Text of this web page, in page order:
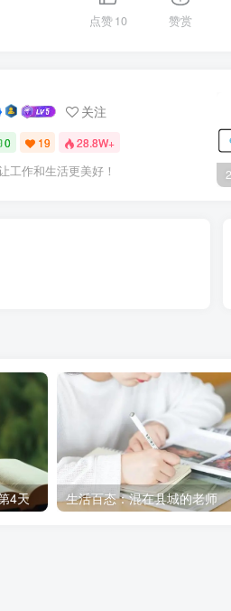
得学历没用吗？
源的普通家庭来说，好好读书
点赞10 赞赏
关注
0 19 28.8W+
工作和生活更美好！
4天 生活百态：混在县城的老师